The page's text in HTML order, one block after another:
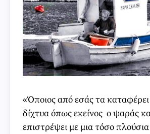
«Όποιος από εσάς τα καταφέρει
δίχτυα όπως εκείνος ο ψαράς
επιστρέψει με μια τόσο